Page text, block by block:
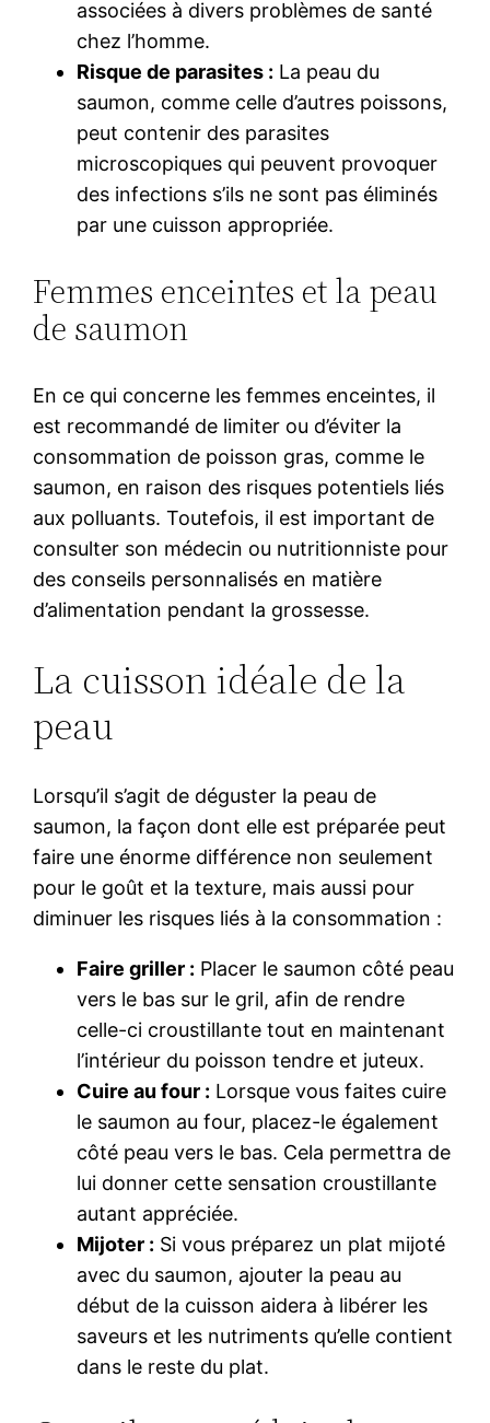
associées à divers problèmes de santé
chez l’homme.
Risque de parasites : La peau du
saumon, comme celle d’autres poissons,
peut contenir des parasites
microscopiques qui peuvent provoquer
des infections s’ils ne sont pas éliminés
par une cuisson appropriée.
Femmes enceintes et la peau
de saumon
En ce qui concerne les femmes enceintes, il
est recommandé de limiter ou d’éviter la
consommation de poisson gras, comme le
saumon, en raison des risques potentiels liés
aux polluants. Toutefois, il est important de
consulter son médecin ou nutritionniste pour
des conseils personnalisés en matière
d’alimentation pendant la grossesse.
La cuisson idéale de la
peau
Lorsqu’il s’agit de déguster la peau de
saumon, la façon dont elle est préparée peut
faire une énorme différence non seulement
pour le goût et la texture, mais aussi pour
diminuer les risques liés à la consommation :
Faire griller : Placer le saumon côté peau
vers le bas sur le gril, afin de rendre
celle-ci croustillante tout en maintenant
l’intérieur du poisson tendre et juteux.
Cuire au four : Lorsque vous faites cuire
le saumon au four, placez-le également
côté peau vers le bas. Cela permettra de
lui donner cette sensation croustillante
autant appréciée.
Mijoter : Si vous préparez un plat mijoté
avec du saumon, ajouter la peau au
début de la cuisson aidera à libérer les
saveurs et les nutriments qu’elle contient
dans le reste du plat.